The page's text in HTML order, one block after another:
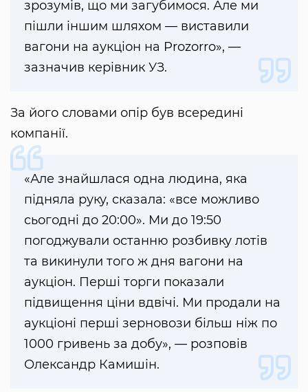
зрозумів, що ми загубимося. Але ми
пішли іншим шляхом — виставили
вагони на аукціон на Prozorro», —
зазначив керівник УЗ.
За його словами опір був всередині
компанії.
«Але знайшлася одна людина, яка
підняла руку, сказала: «все можливо
сьогодні до 20:00». Ми до 19:50
погоджували останню розбивку лотів
та викинули того ж дня вагони на
аукціон. Перші торги показали
підвищення ціни вдвічі. Ми продали на
аукціоні перші зерновози більш ніж по
1000 гривень за добу», — розповів
Олександр Камишін.